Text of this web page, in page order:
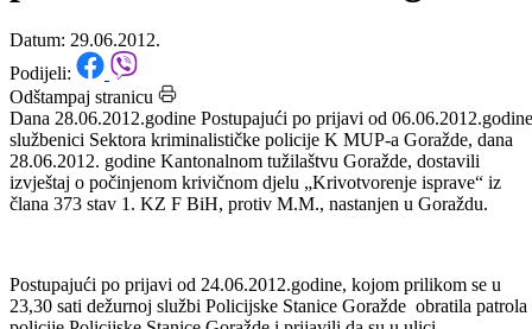
period od 28/29.06.2012.godine
Datum: 29.06.2012.
Podijeli:
Odštampaj stranicu
Dana 28.06.2012.godine Postupajući po prijavi od 06.06.2012.godine
službenici Sektora kriminalističke policije K MUP-a Goražde, dana